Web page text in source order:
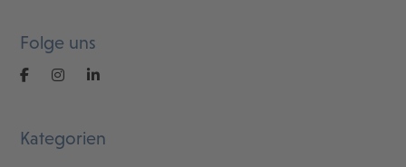
Folge uns
Kategorien